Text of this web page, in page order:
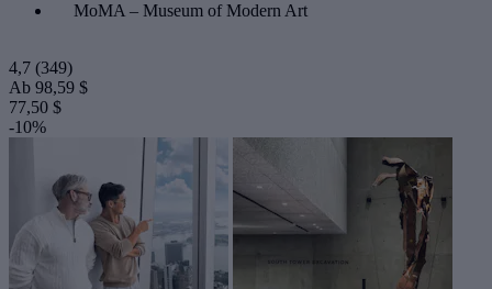
MoMA – Museum of Modern Art
4,7 (349)
Ab 98,59 $
77,50 $
-10%